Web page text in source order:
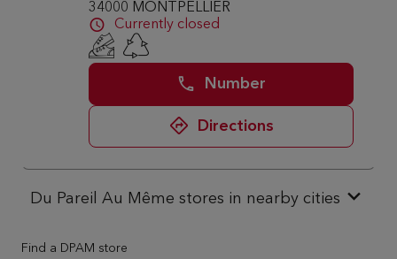
34000 MONTPELLIER
Currently closed
Number
Directions
Du Pareil Au Même stores in nearby cities
Find a DPAM store